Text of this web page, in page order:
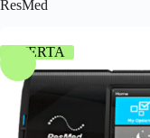
ResMed
OFERTA